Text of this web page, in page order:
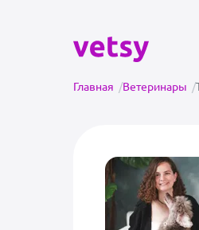
Главная /Ветеринары /